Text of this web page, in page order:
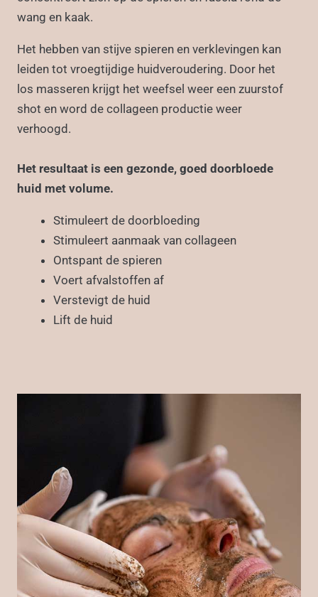
wang en kaak.
Het hebben van stijve spieren en verklevingen kan
leiden tot vroegtijdige huidveroudering. Door het
los masseren krijgt het weefsel weer een zuurstof
shot en word de collageen productie weer
verhoogd.
Het resultaat is een gezonde, goed doorbloede
huid met volume.
Stimuleert de doorbloeding
Stimuleert aanmaak van collageen
Ontspant de spieren
Voert afvalstoffen af
Verstevigt de huid
Lift de huid